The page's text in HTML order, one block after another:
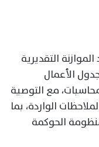
التقديرية
الأعمال
مع التوصية
الواردة، بما
الحوكمة